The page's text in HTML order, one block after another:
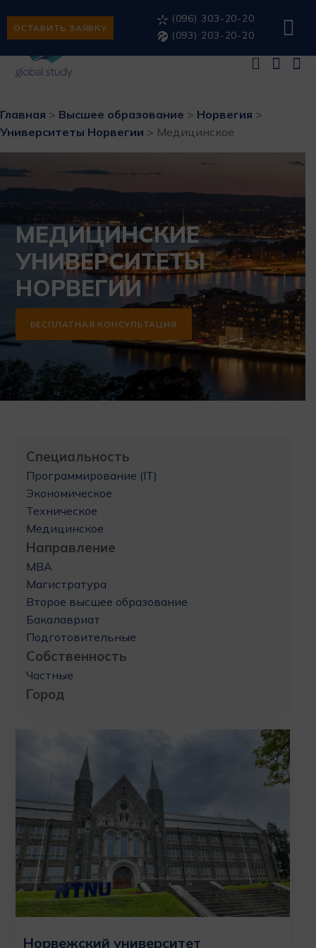
ОСТАВИТЬ ЗАЯВКУ
(096) 303-20-20
(093) 203-20-20
Главная > Высшее образование > Норвегия >
Университеты Норвегии > Медицинское
МЕДИЦИНСКИЕ
УНИВЕРСИТЕТЫ
НОРВЕГИИ
БЕСПЛАТНАЯ КОНСУЛЬТАЦИЯ
Специальность
Программирование (IT)
Экономическое
Техническое
Медицинское
Направление
MBA
Магистратура
Второе высшее образование
Бакалавриат
Подготовительные
Собственность
Частные
Город
Норвежский университет